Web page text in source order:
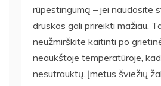
rūpestingumą – jei naudosite
druskos gali prireikti mažiau.
neužmirškite kaitinti po
neaukštoje temperatūroje,
nesutrauktų. Įmetus šviežių